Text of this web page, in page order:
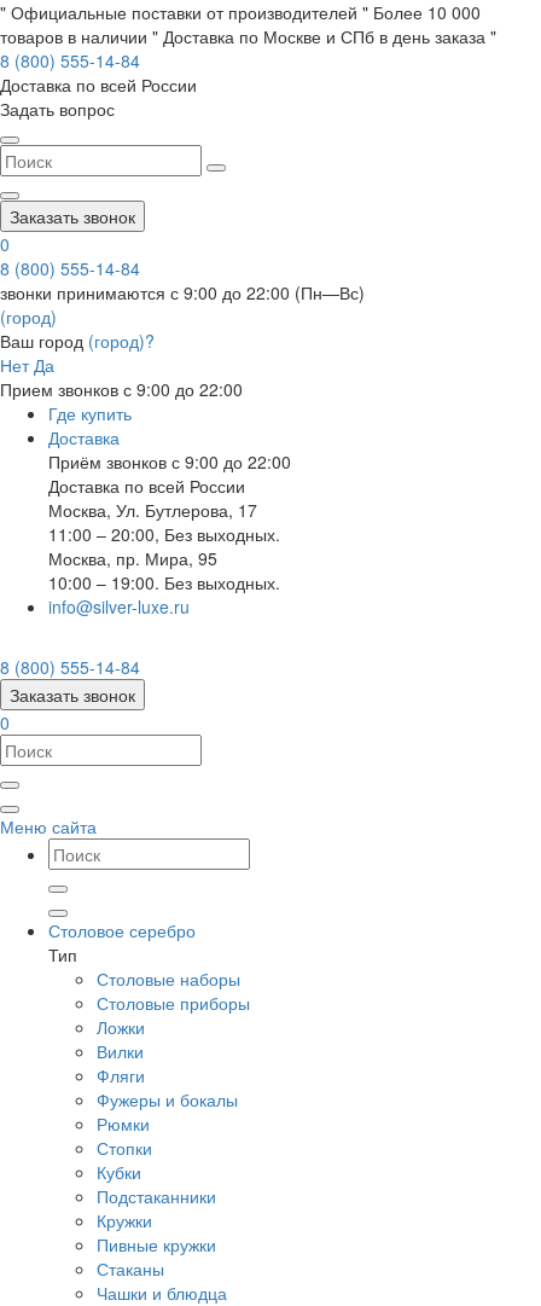
" Официальные поставки от производителей " Более 10 000
товаров в наличии " Доставка по Москве и СПб в день заказа "
8 (800) 555-14-84
Доставка по всей России
Задать вопрос
Заказать звонок
0
8 (800) 555-14-84
звонки принимаются с 9:00 до 22:00 (Пн—Вс)
(город)
Ваш город (город)?
Нет Да
Прием звонков с 9:00 до 22:00
Где купить
Доставка
Приём звонков с 9:00 до 22:00
Доставка по всей России
Москва, Ул. Бутлерова, 17
11:00 – 20:00, Без выходных.
Москва, пр. Мира, 95
10:00 – 19:00. Без выходных.
info@silver-luxe.ru
8 (800) 555-14-84
Заказать звонок
0
Меню сайта
Столовое серебро
Тип
Столовые наборы
Столовые приборы
Ложки
Вилки
Фляги
Фужеры и бокалы
Рюмки
Стопки
Кубки
Подстаканники
Кружки
Пивные кружки
Стаканы
Чашки и блюдца